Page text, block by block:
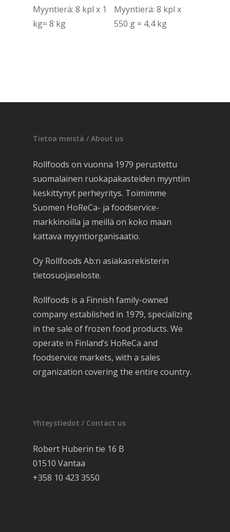
Myyntierä: 8 kpl x 1
kg= 8 kg
Myyntierä: 8 kpl x
550 g = 4,4 kg
Tietoa meistä / About us
Rollfoods on vuonna 1979 perustettu
suomalainen ruokapakasteiden myyntiin
keskittynyt perheyritys. Toimimme
Suomen HoReCa- ja foodservice-
markkinoilla ja meillä on koko maan
kattava myyntiorganisaatio.
Oy Rollfoods Ab:n asiakasrekisterin
tietosuojaseloste.
Rollfoods is a Finnish family-owned
company established in 1979, specializing
in the sale of frozen food products. We
operate in Finland’s HoReCa and
foodservice markets, with a sales
organization covering the entire country.
Yhteystiedot / Contact us
Robert Huberin tie 16 B
01510 Vantaa
+358 10 423 3550